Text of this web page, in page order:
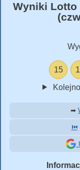
Wyniki Lotto
15
➡
⏮️